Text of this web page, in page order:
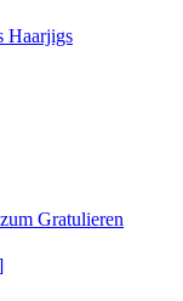
Haarjigs
Gratulieren